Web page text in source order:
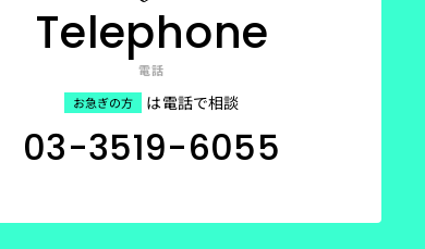
Telephone
電話
お急ぎの方
は電話で相談
03-3519-6055